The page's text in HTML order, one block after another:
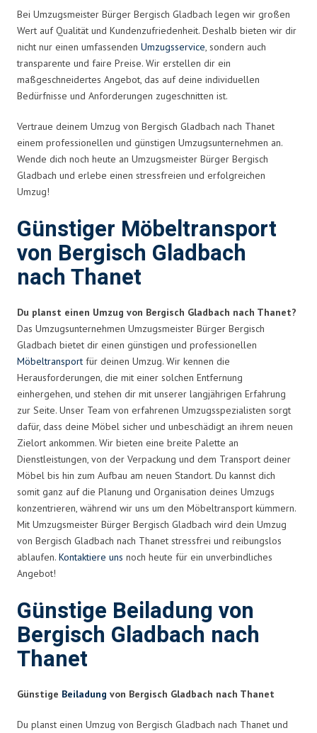
Bei Umzugsmeister Bürger Bergisch Gladbach legen wir großen
Wert auf Qualität und Kundenzufriedenheit. Deshalb bieten wir dir
nicht nur einen umfassenden Umzugsservice, sondern auch
transparente und faire Preise. Wir erstellen dir ein
maßgeschneidertes Angebot, das auf deine individuellen
Bedürfnisse und Anforderungen zugeschnitten ist.
Vertraue deinem Umzug von Bergisch Gladbach nach Thanet
einem professionellen und günstigen Umzugsunternehmen an.
Wende dich noch heute an Umzugsmeister Bürger Bergisch
Gladbach und erlebe einen stressfreien und erfolgreichen
Umzug!
Günstiger Möbeltransport
von Bergisch Gladbach
nach Thanet
Du planst einen Umzug von Bergisch Gladbach nach Thanet?
Das Umzugsunternehmen Umzugsmeister Bürger Bergisch
Gladbach bietet dir einen günstigen und professionellen
Möbeltransport für deinen Umzug. Wir kennen die
Herausforderungen, die mit einer solchen Entfernung
einhergehen, und stehen dir mit unserer langjährigen Erfahrung
zur Seite. Unser Team von erfahrenen Umzugsspezialisten sorgt
dafür, dass deine Möbel sicher und unbeschädigt an ihrem neuen
Zielort ankommen. Wir bieten eine breite Palette an
Dienstleistungen, von der Verpackung und dem Transport deiner
Möbel bis hin zum Aufbau am neuen Standort. Du kannst dich
somit ganz auf die Planung und Organisation deines Umzugs
konzentrieren, während wir uns um den Möbeltransport kümmern.
Mit Umzugsmeister Bürger Bergisch Gladbach wird dein Umzug
von Bergisch Gladbach nach Thanet stressfrei und reibungslos
ablaufen. Kontaktiere uns noch heute für ein unverbindliches
Angebot!
Günstige Beiladung von
Bergisch Gladbach nach
Thanet
Günstige Beiladung von Bergisch Gladbach nach Thanet
Du planst einen Umzug von Bergisch Gladbach nach Thanet und